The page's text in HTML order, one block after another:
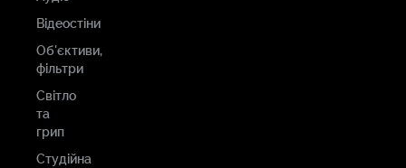
Відеостіни
Об'єктиви,
фільтри
Світло
та
грип
Студійна